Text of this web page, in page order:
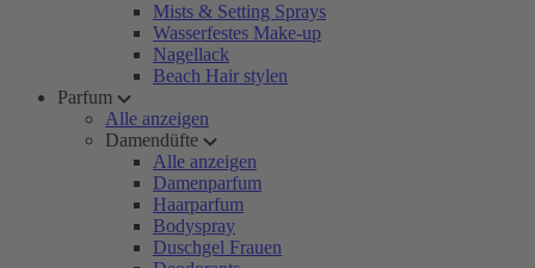
Mists & Setting Sprays
Wasserfestes Make-up
Nagellack
Beach Hair stylen
Parfum
Alle anzeigen
Damendüfte
Alle anzeigen
Damenparfum
Haarparfum
Bodyspray
Duschgel Frauen